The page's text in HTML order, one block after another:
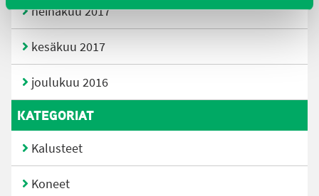
heinäkuu 2017
kesäkuu 2017
joulukuu 2016
KATEGORIAT
Kalusteet
Koneet